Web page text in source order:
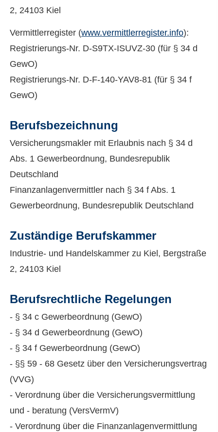
2, 24103 Kiel
Vermittlerregister (www.vermittlerregister.info):
Registrierungs-Nr. D-S9TX-ISUVZ-30 (für § 34 d
GewO)
Registrierungs-Nr. D-F-140-YAV8-81 (für § 34 f
GewO)
Berufsbezeichnung
Ver­sicherungs­makler mit Erlaubnis nach § 34 d
Abs. 1 Gewerbeordnung, Bundesrepublik
Deutschland
Finanzanlagenvermittler nach § 34 f Abs. 1
Gewerbeordnung, Bundesrepublik Deutschland
Zuständige Berufskammer
Industrie- und Handelskammer zu Kiel, Bergstraße
2, 24103 Kiel
Berufsrechtliche Regelungen
- § 34 c Gewerbeordnung (GewO)
- § 34 d Gewerbeordnung (GewO)
- § 34 f Gewerbeordnung (GewO)
- §§ 59 - 68 Gesetz über den Versicherungsvertrag
(VVG)
- Verordnung über die Versicherungsvermittlung
und - beratung (VersVermV)
- Verordnung über die Finanzanlagenvermittlung